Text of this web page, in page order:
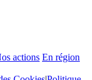
actions En région